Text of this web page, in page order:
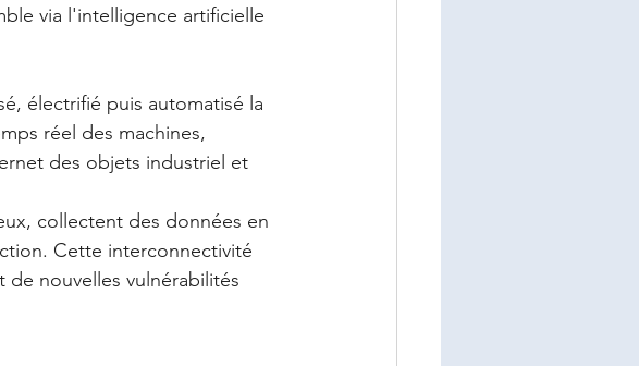
via l'intelligence artificielle
électrifié puis automatisé la
réel des machines,
des objets industriel et
collectent des données en
Cette interconnectivité
nouvelles vulnérabilités